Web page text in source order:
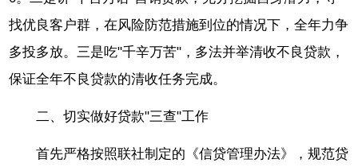
找优良客户群，在风险防范措施到位的情况下，全年力争
多投多放。三是吃"千辛万苦"，多法并举清收不良贷款，
保证全年不良贷款的清收任务完成。
二、切实做好贷款"三查"工作
首先严格按照联社制定的《信贷管理办法》，规范贷